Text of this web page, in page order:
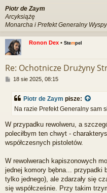
Piotr de Zaym
Arcyksiążę
Monarcha i Prefekt Generalny
Ronon Dex • Stempel
Re: Ochotnicze Drużyny
P
s
18 sie 2025, 08:15
Piotr de Zaym pisze:
Na razie Prefekt Generalny sam
W przypadku rewolweru, a
poleciłbym ten chwyt -
współczesnych pistoletów.
W rewolwerach kapiszonowych
jednej komory bębna... przypadki
tylko jednego), ale zdarzały się
się współcześnie. Przy takim